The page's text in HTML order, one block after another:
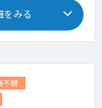
をみる
不問